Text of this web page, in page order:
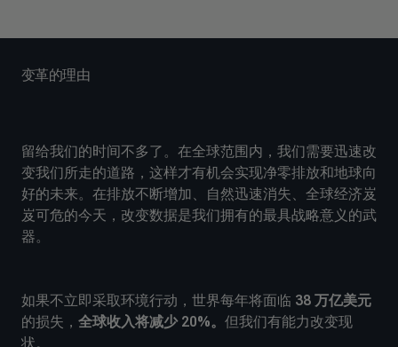
变革的理由
留给我们的时间不多了。在全球范围内，我们需要迅速改
变我们所走的道路，这样才有机会实现净零排放和地球向
好的未来。在排放不断增加、自然迅速消失、全球经济岌
岌可危的今天，改变数据是我们拥有的最具战略意义的武
器。
如果不立即采取环境行动，世界每年将面临 38 万亿美元
的损失， 全球收入将减少 20%。 但我们有能力改变现
状。